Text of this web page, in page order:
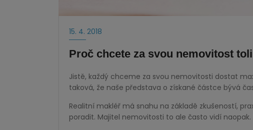
15. 4. 2018
Proč chcete za svou nemovitost
Jistě, každý chceme za svou nemovitosti dostat
taková, že naše představa o získané částce bývá
Realitní makléř má snahu na základě zkušeností,
poradit. Majitel nemovitosti to ale často vidí naopak.